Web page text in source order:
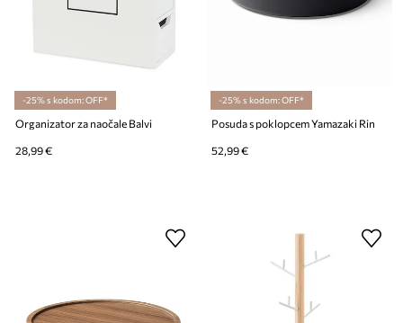
-25% s kodom: OFF*
Organizator za naočale Balvi
28,99 €
-25% s kodom: OFF*
Posuda s poklopcem Yamazaki Rin
52,99 €